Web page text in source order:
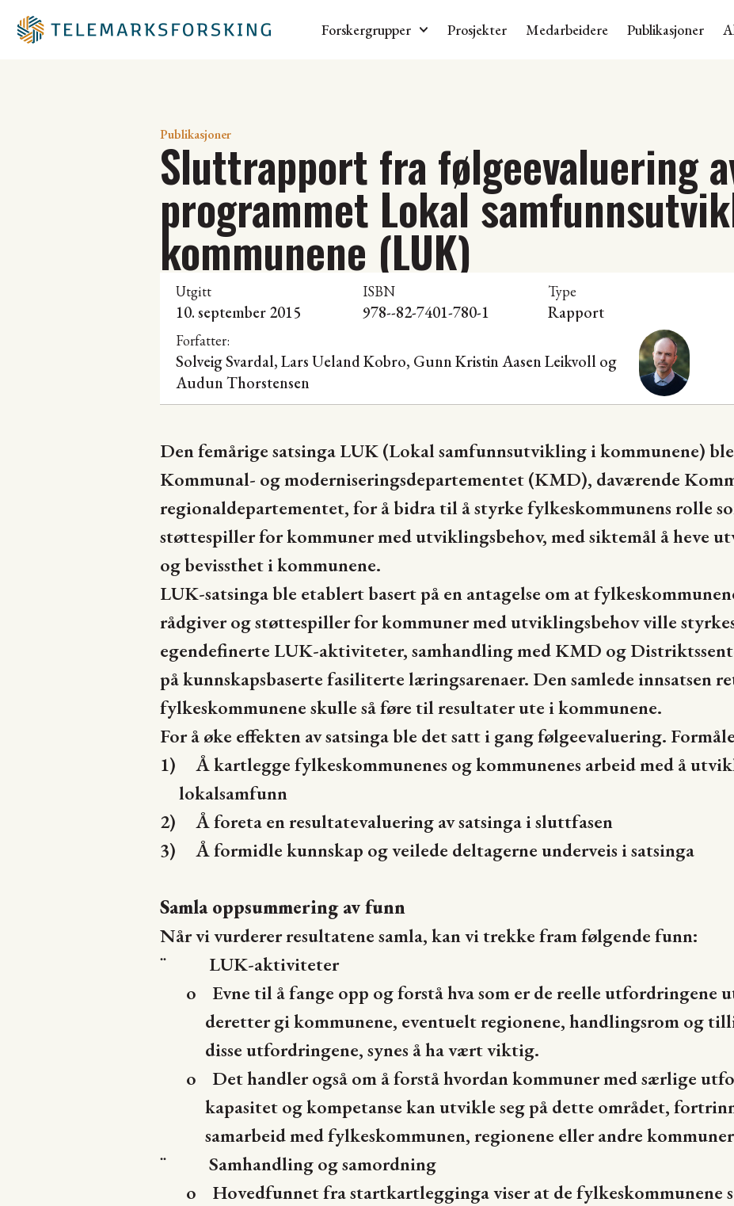
Forskergrupper Prosjekter Medarbeidere Publikasjoner
Publikasjoner
Sluttrapport fra følgeevaluering
programmet Lokal
kommunene (LUK)
Utgitt
10. september 2015
ISBN
978--82-7401-780-1
Type
Rapport
Forfatter:
Solveig Svardal, Lars Ueland Kobro, Gunn Kristin Aasen Leikvoll og
Audun Thorstensen
Den femårige satsinga LUK (Lokal samfunnsutvikling i kommunene)
Kommunal- og moderniseringsdepartementet (KMD), daværende
regionaldepartementet, for å bidra til å styrke fylkeskommunens rolle
støttespiller for kommuner med utviklingsbehov, med siktemål å heve
og bevissthet i kommunene.
LUK-satsinga ble etablert basert på en antagelse om at
rådgiver og støttespiller for kommuner med utviklingsbehov ville
egendefinerte LUK-aktiviteter, samhandling med KMD og
på kunnskapsbaserte fasiliterte læringsarenaer. Den samlede innsatsen
fylkeskommunene skulle så føre til resultater ute i kommunene.
For å øke effekten av satsinga ble det satt i gang følgeevaluering.
1) Å kartlegge fylkeskommunenes og kommunenes arbeid med å
lokalsamfunn
2) Å foreta en resultatevaluering av satsinga i sluttfasen
3) Å formidle kunnskap og veilede deltagerne underveis i satsinga
Samla oppsummering av funn
Når vi vurderer resultatene samla, kan vi trekke fram følgende funn:
¨ LUK-aktiviteter
o Evne til å fange opp og forstå hva som er de reelle utfordringene
deretter gi kommunene, eventuelt regionene, handlingsrom og
disse utfordringene, synes å ha vært viktig.
o Det handler også om å forstå hvordan kommuner med særlige
kapasitet og kompetanse kan utvikle seg på dette området,
samarbeid med fylkeskommunen, regionene eller andre
¨ Samhandling og samordning
o Hovedfunnet fra startkartlegginga viser at de fylkeskommunene